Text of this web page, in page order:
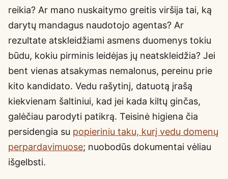
reikia? Ar mano nuskaitymo greitis viršija tai, ką
darytų mandagus naudotojo agentas? Ar
rezultate atskleidžiami asmens duomenys tokiu
būdu, kokiu pirminis leidėjas jų neatskleidžia? Jei
bent vienas atsakymas nemalonus, pereinu prie
kito kandidato. Vedu rašytinį, datuotą įrašą
kiekvienam šaltiniui, kad jei kada kiltų ginčas,
galėčiau parodyti patikrą. Teisinė higiena čia
persidengia su popieriniu taku, kurį vedu domenų
perpardavimuose; nuobodūs dokumentai vėliau
išgelbsti.